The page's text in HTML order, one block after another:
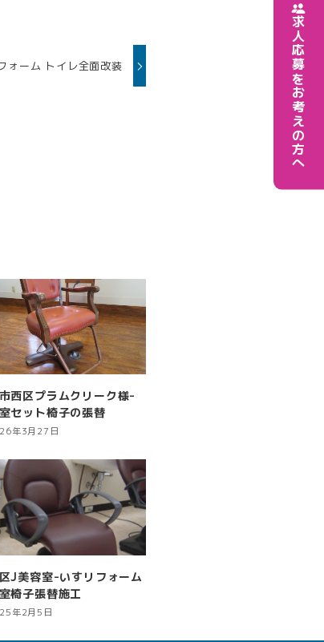
ォーム トイレ全面改装
西区プラムクリーク様-
セット椅子の張替
年3月27日
J美容室-いすリフォーム
椅子張替施工
年2月5日
求人応募をお考えの方へ